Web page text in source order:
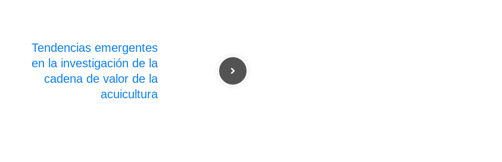
Tendencias emergentes
en la investigación de la
cadena de valor de la
acuicultura